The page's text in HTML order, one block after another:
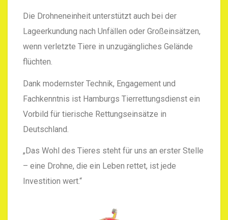
Die Drohneneinheit unterstützt auch bei der
Lageerkundung nach Unfällen oder Großeinsätzen,
wenn verletzte Tiere in unzugängliches Gelände
flüchten.
Dank modernster Technik, Engagement und
Fachkenntnis ist Hamburgs Tierrettungsdienst ein
Vorbild für tierische Rettungseinsätze in
Deutschland.
„Das Wohl des Tieres steht für uns an erster Stelle
– eine Drohne, die ein Leben rettet, ist jede
Investition wert.“